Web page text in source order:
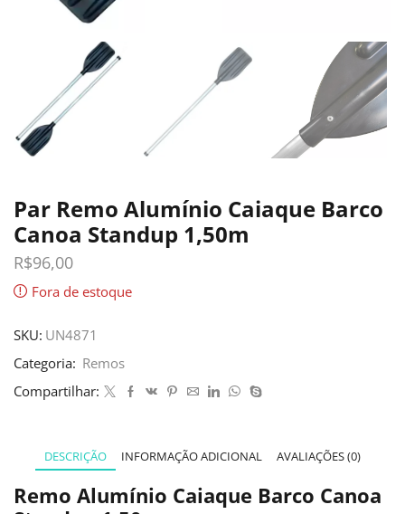
Par Remo Alumínio Caiaque Barco
Canoa Standup 1,50m
R$96,00
Fora de estoque
SKU: UN4871
Categoria: Remos
Compartilhar:
DESCRIÇÃO INFORMAÇÃO ADICIONAL AVALIAÇÕES (0)
Remo Alumínio Caiaque Barco Canoa